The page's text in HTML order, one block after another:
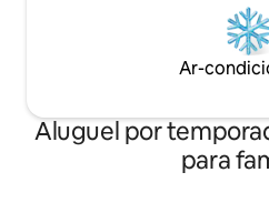
Ar-
Aluguel por
para